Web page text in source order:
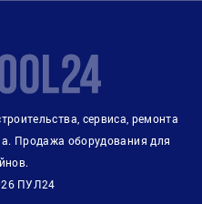
сервиса, ремонта
Продажа оборудования для
ПУЛ24